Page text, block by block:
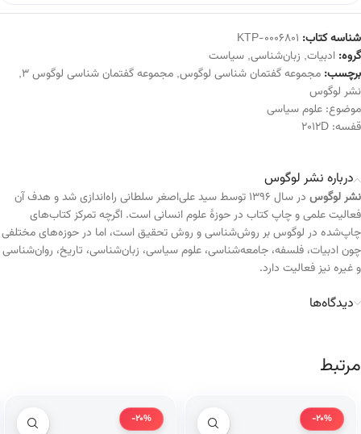
شناسه کتاب: KTP-0006801
گروه: ادبیات, زبان‌شناسی, سیاست
برچسب: مجموعه گفتمان شناسی لوگوس, مجموعه گفتمان شناسی لوگوس 3
,
نشر لوگوس
موضوع: علوم سیاسی
قفسه: 2012D
درباره نشر لوگوس
نشر لوگوس
در سال ۱۳۹۶ توسط سید علی‌اصغر سلطانی راه‌اندازی شد و هدف آن
فعالیت علمی و چاپ کتاب در حوزهٔ علوم انسانی است. اگرچه تمرکز کتاب‌های
چاپ‌شده در لوگوس بر روش‌شناسی و روش تحقیق است، اما در حوزه‌های مختلفی
چون ادبیات، فلسفه، جامعه‌شناسی، علوم سیاسی، زبان‌شناسی، تاریخ، روان‌شناسی
و غیره نیز فعالیت دارد.
دیدگاه‌ها
مرتبط
-20%
-20%